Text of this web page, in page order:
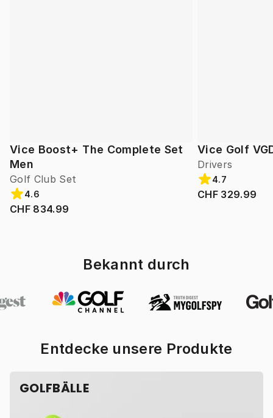
Vice Boost+ The Complete Set
Men
Golf Club Set
4.6
CHF 834.99
Vice Golf
Drivers
4.7
CHF 329.99
Bekannt durch
Entdecke unsere Produkte
GOLFBÄLLE